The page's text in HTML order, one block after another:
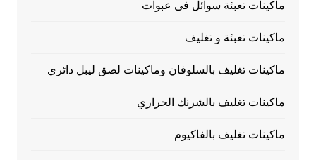
ماكينات تعبئة سوائل فى عبوات
ماكينات تعبئة و تغليف
ماكينات تغليف بالسلوفان وماكينات لصق ليبل دائري
ماكينات تغليف بالشرنك الحراري
ماكينات تغليف بالفاكيوم